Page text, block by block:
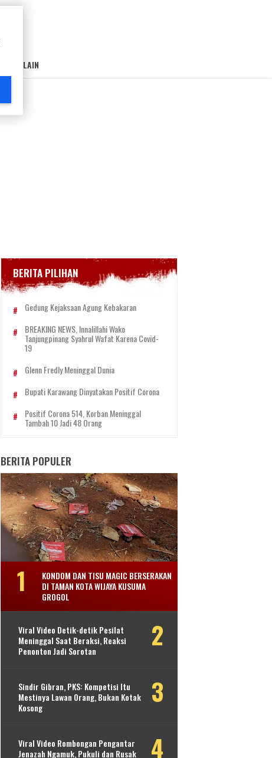
LAIN-LAIN
BERITA PILIHAN
Gedung Kejaksaan Agung Kebakaran
BREAKING NEWS, Innalillahi Wako
Tanjungpinang Syahrul Wafat Karena Covid-
19
Glenn Fredly Meninggal Dunia
Bupati Karawang Dinyatakan Positif Corona
Positif Corona 514, Korban Meninggal
Tambah 10 Jadi 48 Orang
BERITA POPULER
KONDOM DAN TISU MAGIC BERSERAKAN
DI TAMAN KOTA WIJAYA KUSUMA
GROGOL
Viral Video Detik-detik Pesilat
Meninggal Saat Beraksi, Reaksi
Penonton Jadi Sorotan
Sindir Gibran, PKS: Kompetisi Itu
Mestinya Lawan Orang, Bukan Kotak
Kosong
Viral Video Rombongan Pengantar
Jenazah Ngamuk, Pukuli dan Rusak